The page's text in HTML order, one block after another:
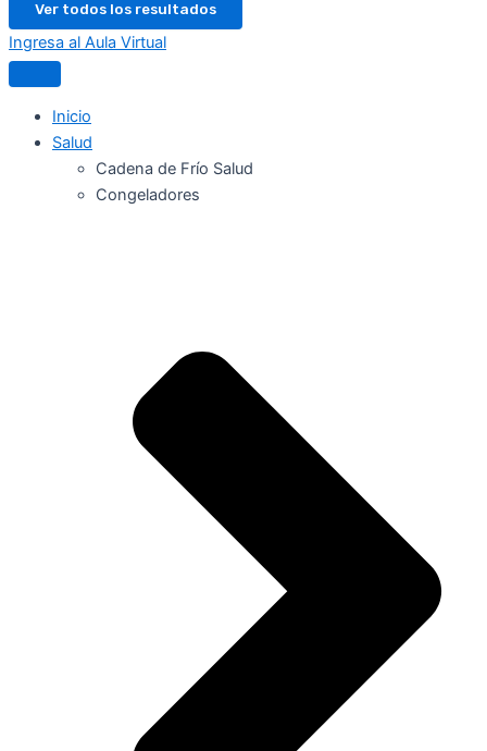
Ver todos los resultados
Ingresa al Aula Virtual
Inicio
Salud
Cadena de Frío Salud
Congeladores